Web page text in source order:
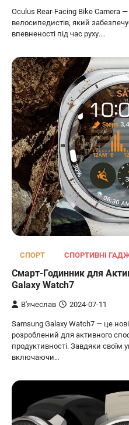
Oculus Rear-Facing Bike Camera
велосипедистів, який
впевненості під час руху.…
СПОРТ СПОРТИВНІ
Смарт-Годинник для
Galaxy Watch7
В'ячеслав 2024-07-11
Samsung Galaxy Watch7 — це
розроблений для активного
продуктивності. Завдяки своїм
включаючи…